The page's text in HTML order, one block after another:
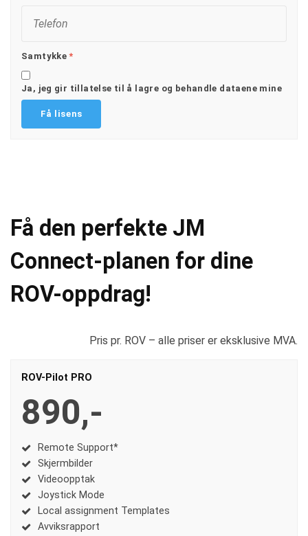
Samtykke*
Ja, jeg gir tillatelse til å lagre og behandle dataene mine
Få den perfekte JM
Connect-planen for dine
ROV-oppdrag!
Pris pr. ROV – alle priser er eksklusive MVA.
ROV-Pilot PRO
890,-
Remote Support*
Skjermbilder
Videoopptak
Joystick Mode
Local assignment Templates
Avviksrapport